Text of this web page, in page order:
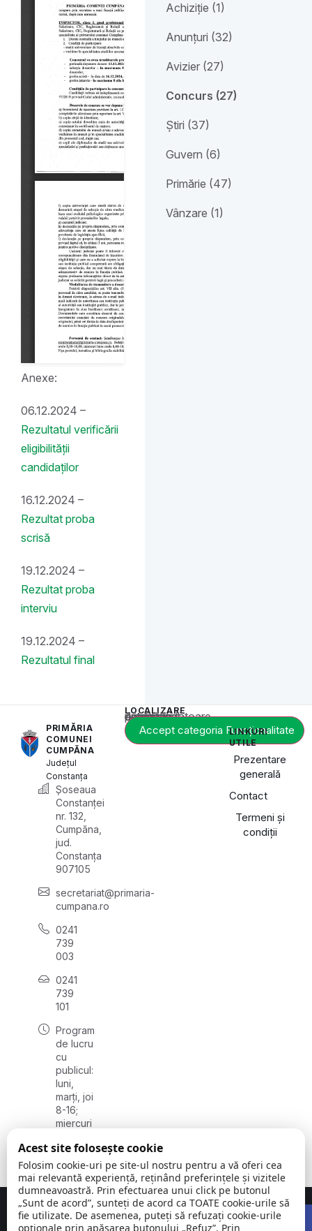
Anexe:
06.12.2024 –
Rezultatul verificării
eligibilității
candidaților
16.12.2024 –
Rezultat proba
scrisă
19.12.2024 –
Rezultat proba
interviu
19.12.2024 –
Rezultatul final
Achiziție (1)
Anunțuri (32)
Avizier (27)
Concurs (27)
Știri (37)
Guvern (6)
Primărie (47)
Vânzare (1)
PRIMĂRIA
COMUNEI
CUMPĂNA
Județul
Constanța
Șoseaua
Constanței
nr. 132,
Cumpăna,
jud.
Constanța
907105
secretariat@primaria-
cumpana.ro
0241
739
003
0241
739
101
Program
de lucru
cu
publicul:
luni,
marți, joi
8-16;
miercuri
vineri 8-
14
LOCALIZARE
Acest conținut este blocat până când acceptați categoria corespunzătoare de cookie-uri.
Accept categoria Funcționalitate
LINKURI
UTILE
Prezentare
generală
Contact
Termeni și
condiții
Concept realizat deBig Media Relații Publice SRL
Acest site folosește cookie
Folosim cookie-uri pe site-ul nostru pentru a vă oferi cea
mai relevantă experiență, reținând preferințele și vizitele
dumneavoastră. Prin efectuarea unui click pe butonul
„Sunt de acord”, sunteți de acord ca TOATE cookie-urile să
fie utilizate. De asemenea, puteți să refuzați cookie-urile
opționale prin apăsarea butonului „Refuz”. Prin